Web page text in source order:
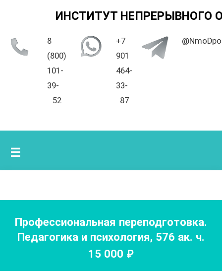
ИНСТИТУТ НЕПРЕРЫВНОГО
8
(800)
101-
39-
52
+7
901
464-
33-
87
☰
Профессиональная переподготовка.
Педагогика и психология, 576 ак. ч.
15 000 ₽